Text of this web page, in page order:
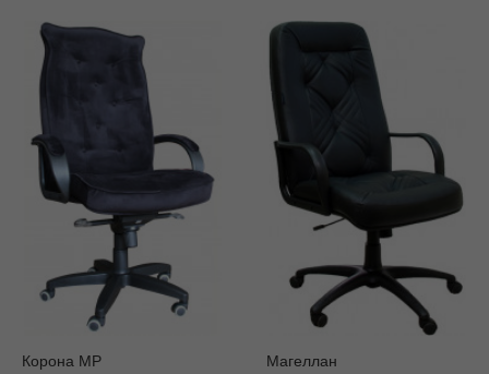
Корона MP Магеллан